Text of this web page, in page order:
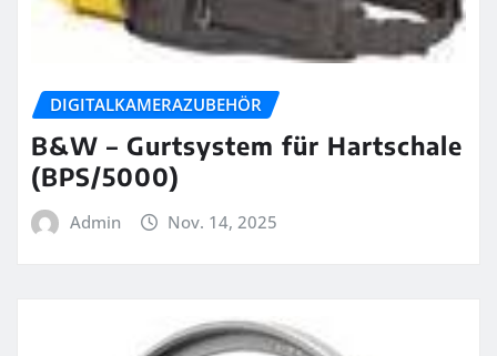
DIGITALKAMERAZUBEHÖR
B&W – Gurtsystem für Hartschale
(BPS/5000)
Admin Nov. 14, 2025